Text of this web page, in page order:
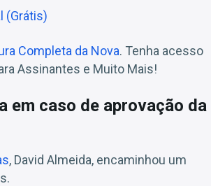
(Grátis)
Completa da Nova. Tenha acesso
Assinantes e Muito Mais!
em caso de aprovação da
, David Almeida, encaminhou um